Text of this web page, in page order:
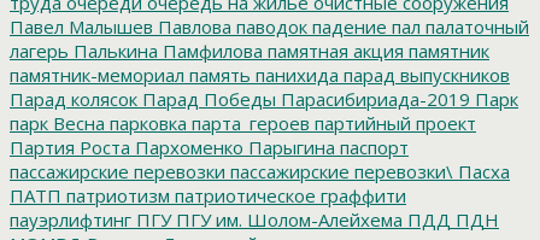
Павел Малышев Павлова паводок падение пал палаточный
лагерь Палькина Памфилова памятная акция памятник
памятник-мемориал память панихида парад выпускников
Парад колясок Парад Победы Парасибириада-2019 Парк
парк Весна парковка парта_героев партийный проект
Партия Роста Пархоменко Парыгина паспорт
пассажирские перевозки пассажирские перевозки\ Пасха
ПАТП патриотизм патриотическое граффити
пауэрлифтинг ПГУПГУ им. Шолом-Алейхема ПДД ПДН